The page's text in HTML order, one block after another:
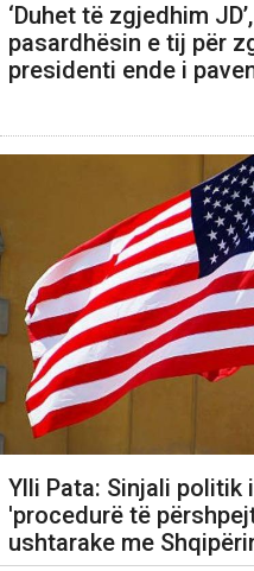
‘Duhet të zgjedhim
pasardhësin e tij për
presidenti ende i
Ylli Pata: Sinjali politik
'procedurë të
ushtarake me